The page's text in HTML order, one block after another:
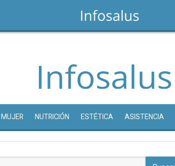
MUJER NUTRICIÓN ESTÉTICA ASISTENCIA